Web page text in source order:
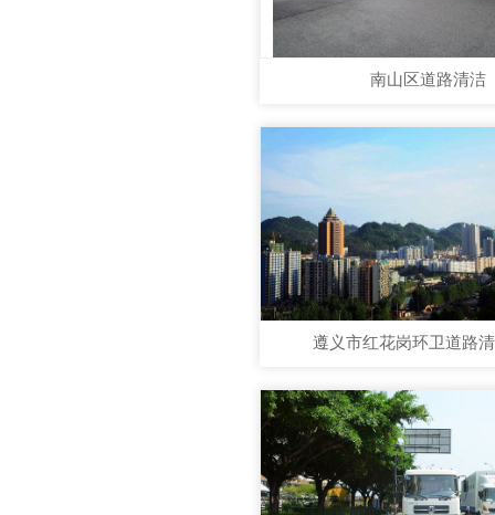
南山区道路清洁
遵义市红花岗环卫道路